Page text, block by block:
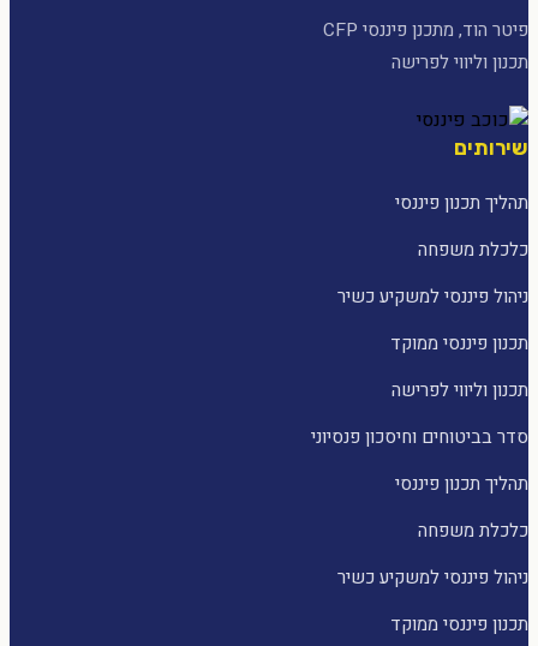
פיטר הוד, מתכנן פיננסי CFP
תכנון וליווי לפרישה
שירותים
תהליך תכנון פיננסי
כלכלת משפחה
ניהול פיננסי למשקיע כשיר
תכנון פיננסי ממוקד
תכנון וליווי לפרישה
סדר בביטוחים וחיסכון פנסיוני
תהליך תכנון פיננסי
כלכלת משפחה
ניהול פיננסי למשקיע כשיר
תכנון פיננסי ממוקד